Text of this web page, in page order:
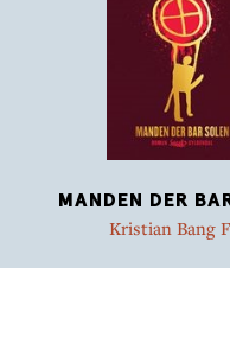
MANDEN DER
Kristian Bang